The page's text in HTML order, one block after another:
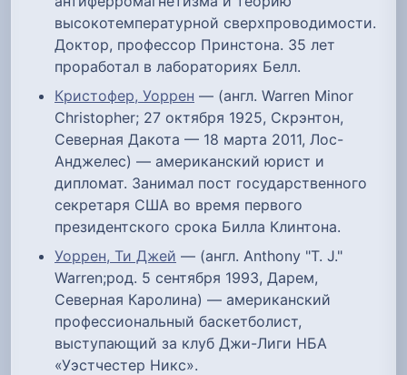
высокотемпературной сверхпроводимости.
Доктор, профессор Принстона. 35 лет
проработал в лабораториях Белл.
Кристофер, Уоррен — (англ. Warren Minor
Christopher; 27 октября 1925, Скрэнтон,
Северная Дакота — 18 марта 2011, Лос-
Анджелес) — американский юрист и
дипломат. Занимал пост государственного
секретаря США во время первого
президентского срока Билла Клинтона.
Уоррен, Ти Джей — (англ. Anthony "T. J."
Warren;род. 5 сентября 1993, Дарем,
Северная Каролина) — американский
профессиональный баскетболист,
выступающий за клуб Джи-Лиги НБА
«Уэстчестер Никс».